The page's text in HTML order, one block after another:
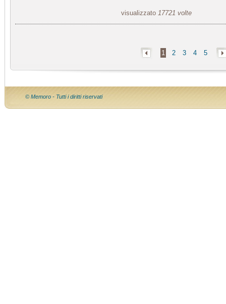
visualizzato 17721 volte
1 2 3 4 5
© Memoro - Tutti i diritti riservati